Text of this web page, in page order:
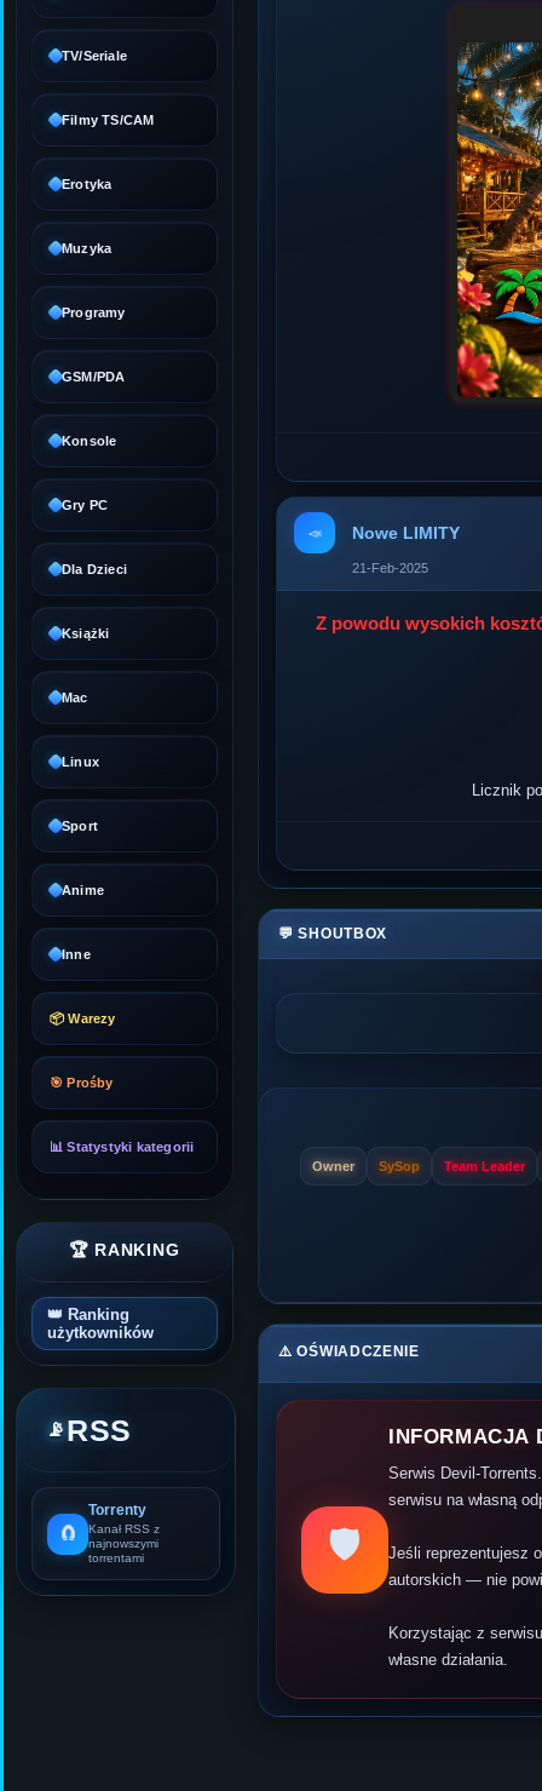
TV/Seriale
Filmy TS/CAM
Erotyka
Muzyka
Programy
GSM/PDA
Konsole
Gry PC
Dla Dzieci
Książki
Mac
Linux
Sport
Anime
Inne
📦 Warezy
🎯 Prośby
📊 Statystyki kategorii
🏆 RANKING
👑 Ranking
użytkowników
📡RSS
🧲
Torrenty
Kanał RSS z
najnowszymi
torrentami
📣 Nowe LIMITY
21-Feb-2025
Z powodu wysokich
Licznik
💬 SHOUTBOX
Owner SySop Team Leader
⚠️ OŚWIADCZENIE
🛡️
Serwis Devil-
serwisu na własną
Jeśli reprezentujesz
autorskich — nie
Korzystając z
własne działania.